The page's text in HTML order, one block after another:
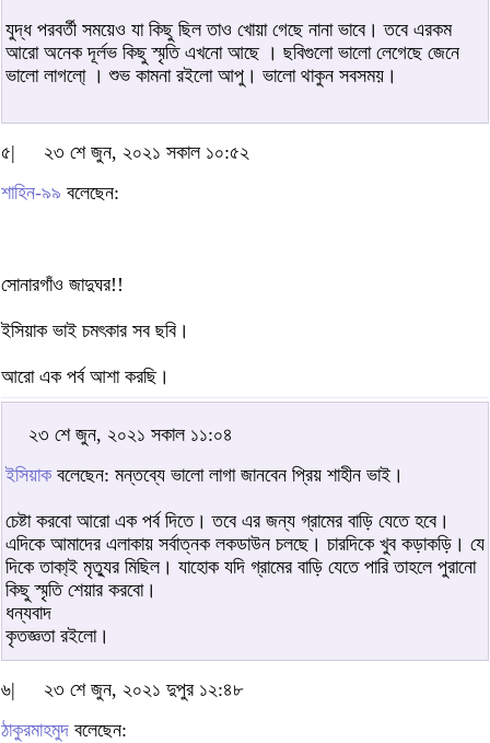
যুদ্ধ পরবর্তী সময়েও যা কিছু ছিল তাও খোয়া গেছে নানা ভাবে। তবে এরকম
আরো অনেক দূর্লভ কিছু স্মৃতি এখনো আছে । ছবিগুলো ভালো লেগেছে জেনে
ভালো লাগলো্ । শুভ কামনা রইলো আপু। ভালো থাকুন সবসময়।
৫|
২৩ শে জুন, ২০২১ সকাল ১০:৫২
শাহিন-৯৯ বলেছেন:
সোনারগাঁও জাদুঘর!!
ইসিয়াক ভাই চমৎকার সব ছবি।
আরো এক পর্ব আশা করছি।
২৩ শে জুন, ২০২১ সকাল ১১:০৪
ইসিয়াকবলেছেন: মন্তব্যে ভালো লাগা জানবেন প্রিয় শাহীন ভাই।
চেষ্টা করবো আরো এক পর্ব দিতে। তবে এর জন্য গ্রামের বাড়ি যেতে হবে।
এদিকে আমাদের এলাকায় সর্বাত্নক লকডাউন চলছে। চারদিকে খুব কড়াকড়ি। যে
দিকে তাকা্ই মৃত্যুর মিছিল। যাহোক যদি গ্রামের বাড়ি যেতে পারি তাহলে পুরানো
কিছু স্মৃতি শেয়ার করবো।
ধন্যবাদ
কৃতজ্ঞতা রইলো।
৬|
২৩ শে জুন, ২০২১ দুপুর ১২:৪৮
ঠাকুরমাহমুদ বলেছেন: